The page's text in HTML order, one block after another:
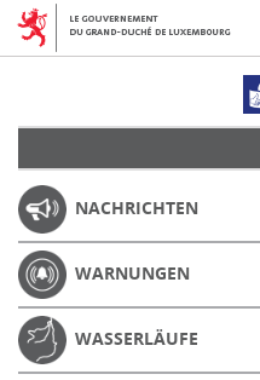
NACHRICHTEN
WARNUNGEN
WASSERLÄUFE